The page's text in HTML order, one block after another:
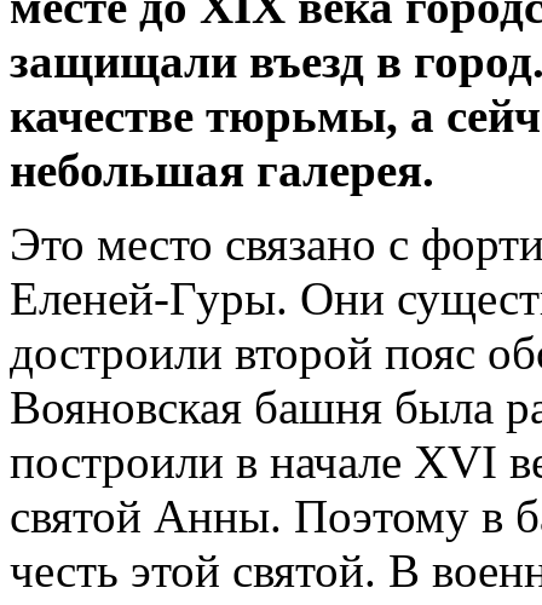
защищали въезд в
качестве тюрьмы, а
небольшая галерея.
Это место связано с
Еленей-Гуры. Они
достроили второй пояс
Вояновская башня была
построили в начале XVI
святой Анны. Поэтому в
честь этой святой. В